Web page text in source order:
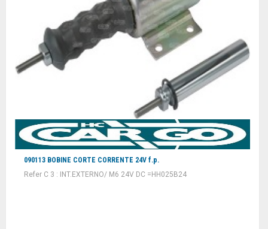
090113 BOBINE CORTE CORRENTE 24V f.p.
Refer C 3 : INT.EXTERNO/ M6 24V DC =HH025B24